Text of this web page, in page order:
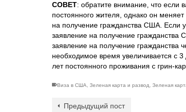
СОВЕТ: обратите внимание, что если
постоянного жителя, однако он
на получение гражданства США. Если
заявление на получение гражданства
заявление на получение гражданства
необходимое время увеличивается с
лет постоянного проживания с грин-
Виза в США Зеленая карта и развод Зеленая
Предыдущий пост